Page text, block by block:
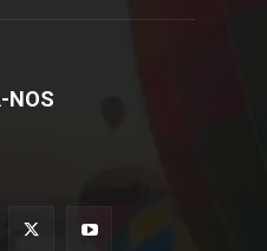
NOS